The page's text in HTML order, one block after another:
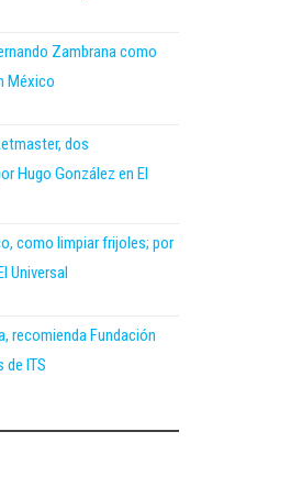
Zambrana como
México
dos
Hugo González en El
como limpiar frijoles; por
Universal
recomienda Fundación
de ITS